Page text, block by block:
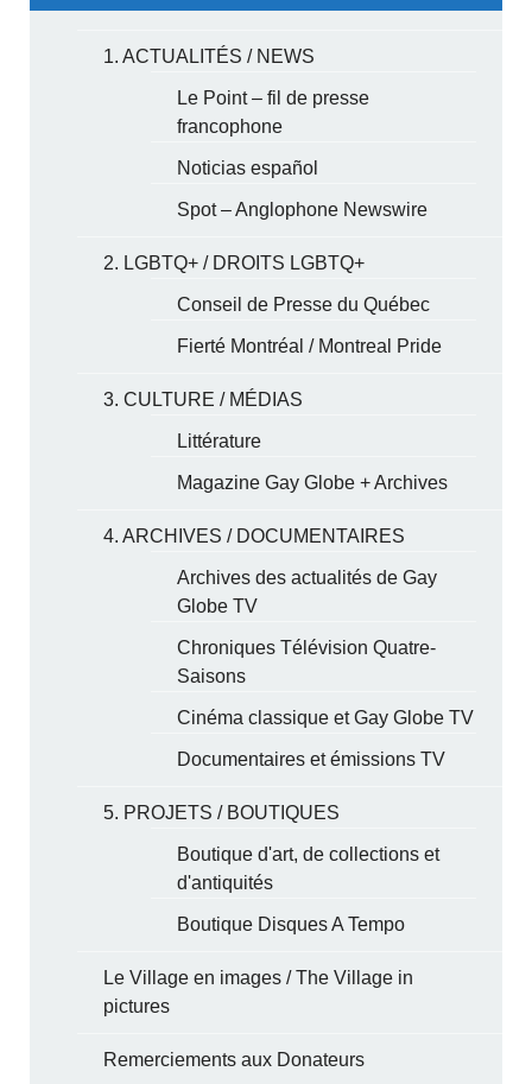
1. ACTUALITÉS / NEWS
Le Point – fil de presse
francophone
Noticias español
Spot – Anglophone Newswire
2. LGBTQ+ / DROITS LGBTQ+
Conseil de Presse du Québec
Fierté Montréal / Montreal Pride
3. CULTURE / MÉDIAS
Littérature
Magazine Gay Globe + Archives
4. ARCHIVES / DOCUMENTAIRES
Archives des actualités de Gay
Globe TV
Chroniques Télévision Quatre-
Saisons
Cinéma classique et Gay Globe TV
Documentaires et émissions TV
5. PROJETS / BOUTIQUES
Boutique d'art, de collections et
d'antiquités
Boutique Disques A Tempo
Le Village en images / The Village in
pictures
Remerciements aux Donateurs